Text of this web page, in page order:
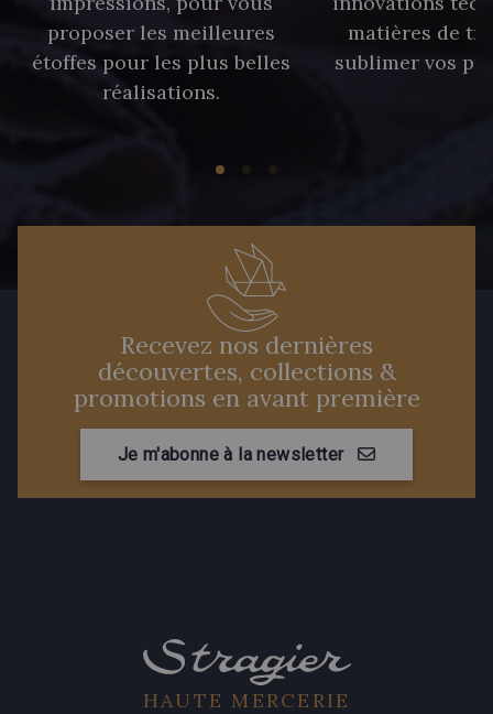
proposer les meilleures
étoffes pour les plus belles
réalisations.
matières de
sublimer vos
Recevez nos dernières
découvertes, collections &
promotions en avant première
Je m'abonne à la newsletter
HAUTE MERCERIE